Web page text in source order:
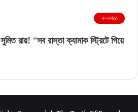
কলকাতা
রায়! “সব রাস্তা ক্যামাক স্ট্রিটে গিয়ে